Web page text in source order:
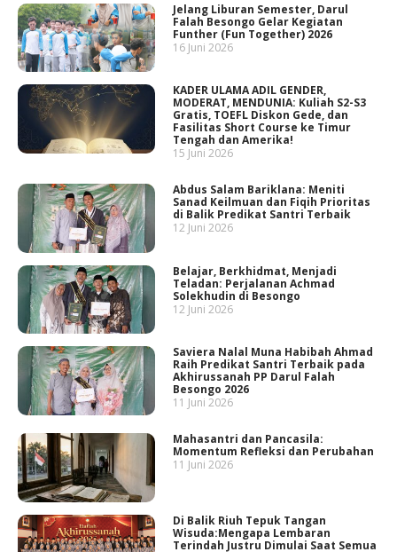
Jelang Liburan Semester, Darul
Falah Besongo Gelar Kegiatan
Funther (Fun Together) 2026
16 Juni 2026
KADER ULAMA ADIL GENDER,
MODERAT, MENDUNIA: Kuliah S2-S3
Gratis, TOEFL Diskon Gede, dan
Fasilitas Short Course ke Timur
Tengah dan Amerika!
15 Juni 2026
Abdus Salam Bariklana: Meniti
Sanad Keilmuan dan Fiqih Prioritas
di Balik Predikat Santri Terbaik
12 Juni 2026
Belajar, Berkhidmat, Menjadi
Teladan: Perjalanan Achmad
Solekhudin di Besongo
12 Juni 2026
Saviera Nalal Muna Habibah Ahmad
Raih Predikat Santri Terbaik pada
Akhirussanah PP Darul Falah
Besongo 2026
11 Juni 2026
Mahasantri dan Pancasila:
Momentum Refleksi dan Perubahan
11 Juni 2026
Di Balik Riuh Tepuk Tangan
Wisuda:Mengapa Lembaran
Terindah Justru Dimulai Saat Semua